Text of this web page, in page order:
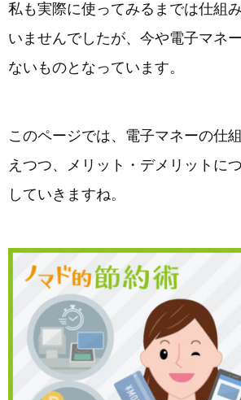
私も実際に使ってみるまでは仕組
いませんでしたが、今や電子マネ
ないものとなっています。
このページでは、電子マネーの仕
えつつ、メリット・デメリットに
していきますね。